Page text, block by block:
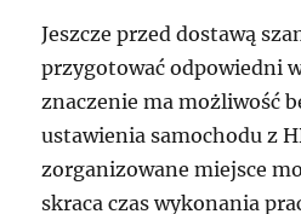
Jeszcze przed dostawą
przygotować odpowiedni
znaczenie ma możliwość
ustawienia samochodu z
zorganizowane miejsce
skraca czas wykonania